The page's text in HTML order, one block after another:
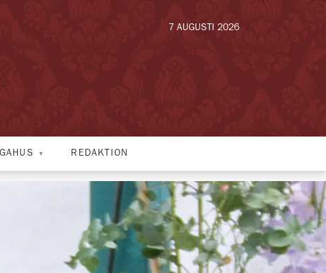
7 AUGUSTI 2026
REDAKTION